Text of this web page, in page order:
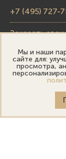
+7 (495) 727-
Заказать
Режим
Пн-Пт:
Мы и наши
сайте для:
просмотра,